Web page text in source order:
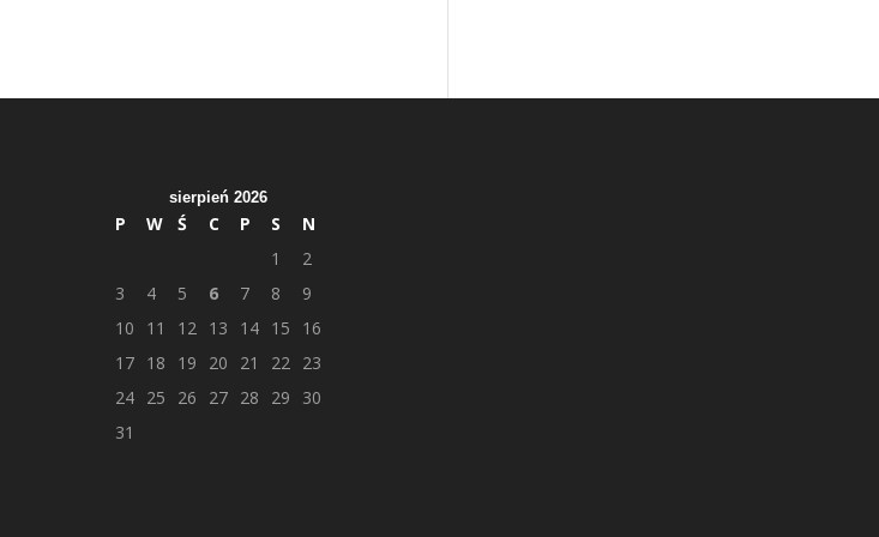
sierpień 2026
P W Ś C P S
N
1
2
3
4 5 6 7 8
9
10
11 12 13 14 15
16
17
18 19 20 21 22
23
24
25 26 27 28 29
30
31